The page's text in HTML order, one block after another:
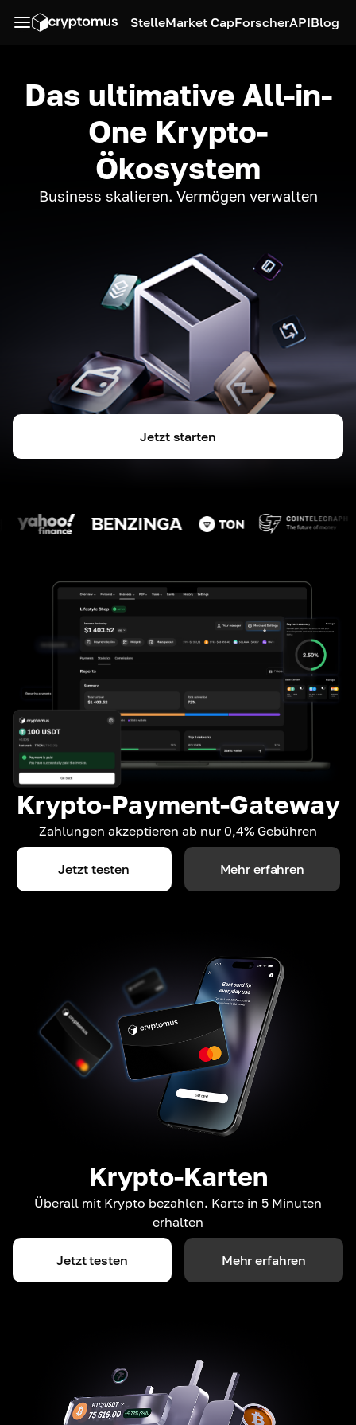
StelleMarket CapForscherAPIBlog
Das ultimative All-in-
One Krypto-
Ökosystem
Business skalieren. Vermögen verwalten
Jetzt starten
Krypto-Payment-Gateway
Zahlungen akzeptieren ab nur 0,4% Gebühren
Jetzt testen Mehr erfahren
Krypto-Karten
Überall mit Krypto bezahlen. Karte in 5 Minuten
erhalten
Jetzt testen Mehr erfahren